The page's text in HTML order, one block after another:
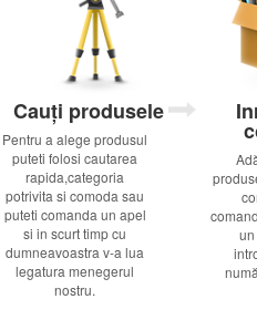
Cauți produsele
Pentru a alege produsul
puteti folosi cautarea
rapida,categoria
potrivita si comoda sau
puteti comanda un apel
si in scurt timp cu
dumneavoastra v-a lua
legatura menegerul
nostru.